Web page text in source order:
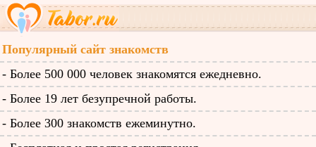
Популярный сайт знакомств
- Более 500 000 человек знакомятся ежедневно.
- Более 19 лет безупречной работы.
- Более 300 знакомств ежеминутно.